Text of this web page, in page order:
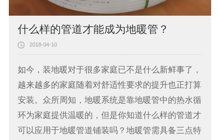
什么样的管道才能成为地暖管？
2018-04-10
如今，装地暖对于很多家庭已不是什么新鲜事了，
越来越多的家庭随着对舒适性要求的提升也正打算
安装。众所周知，地暖系统是靠地暖管中的热水循
环为家庭提供温暖的，但是你知道什么样的管道才
可以应用于地暖管道铺装吗？地暖管需具备三点特